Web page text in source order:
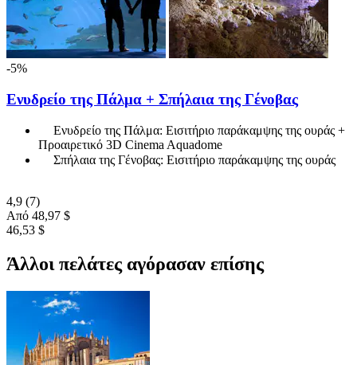
-5%
Ενυδρείο της Πάλμα + Σπήλαια της Γένοβας
Ενυδρείο της Πάλμα: Εισιτήριο παράκαμψης της ουράς +
Προαιρετικό 3D Cinema Aquadome
Σπήλαια της Γένοβας: Εισιτήριο παράκαμψης της ουράς
4,9 (7)
Από 48,97 $
46,53 $
Άλλοι πελάτες αγόρασαν επίσης